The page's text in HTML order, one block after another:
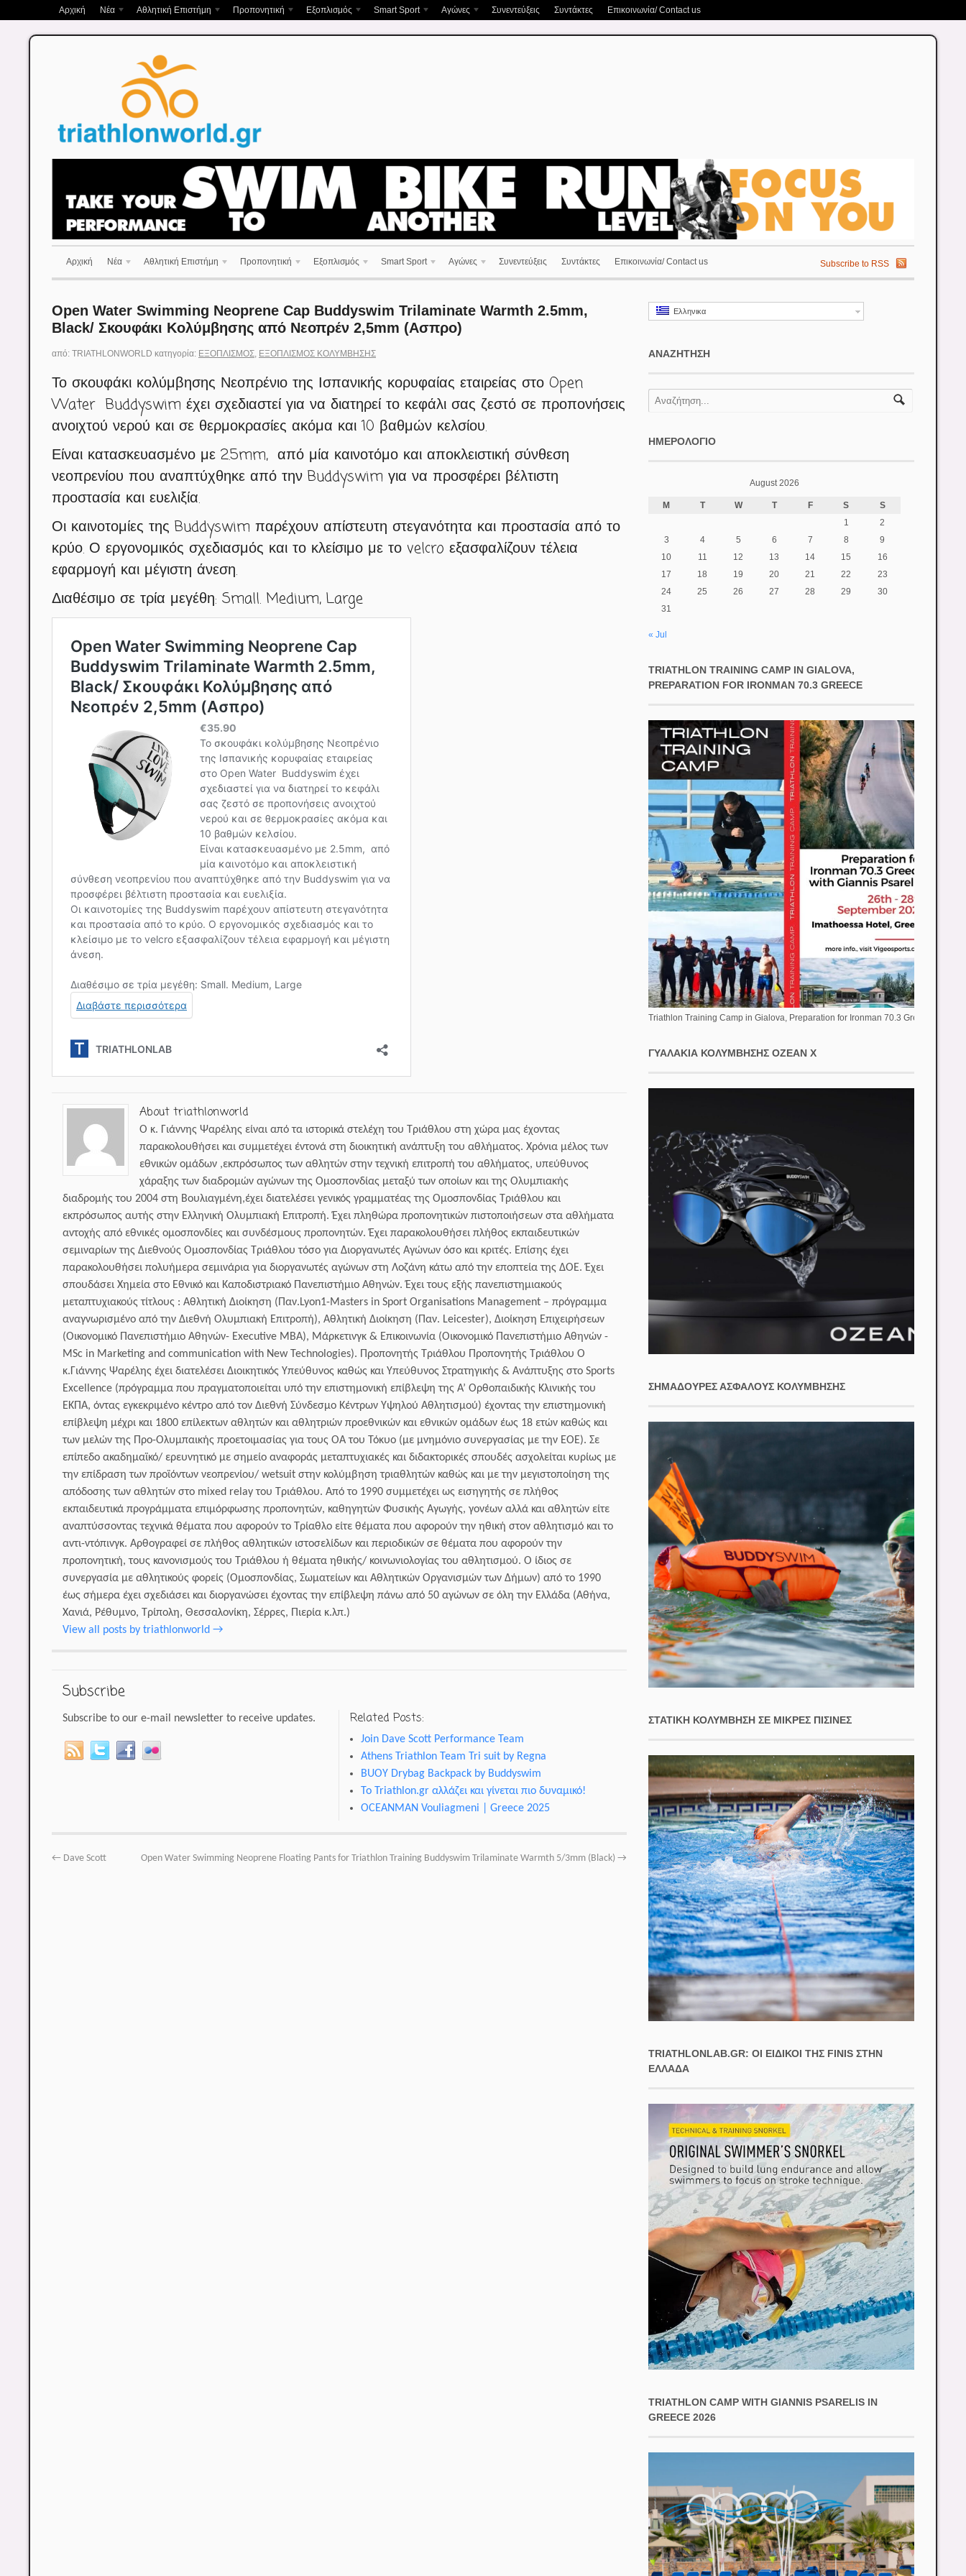
Αρχική Νέα Αθλητική Επιστήμη Προπονητική Εξοπλισμός Smart Sport Αγώνες Συνεντεύξεις Συντάκτες Επικοινωνία/ Contact us
Subscribe to RSS
Αρχική Νέα Αθλητική Επιστήμη Προπονητική Εξοπλισμός Smart Sport Αγώνες Συνεντεύξεις Συντάκτες Επικοινωνία/ Contact us
Open Water Swimming Neoprene Cap Buddyswim Trilaminate Warmth 2.5mm,
Black/ Σκουφάκι Κολύμβησης από Νεοπρέν 2,5mm (Ασπρο)
από: TRIATHLONWORLD κατηγορία: ΕΞΟΠΛΙΣΜΌΣ, ΕΞΟΠΛΙΣΜΌΣ ΚΟΛΎΜΒΗΣΗΣ
Το σκουφάκι κολύμβησης Νεοπρένιο της Ισπανικής κορυφαίας εταιρείας στο Open
Water Buddyswim έχει σχεδιαστεί για να διατηρεί το κεφάλι σας ζεστό σε προπονήσεις
ανοιχτού νερού και σε θερμοκρασίες ακόμα και 10 βαθμών κελσίου.
Είναι κατασκευασμένο με 2.5mm, από μία καινοτόμο και αποκλειστική σύνθεση
νεοπρενίου που αναπτύχθηκε από την Buddyswim για να προσφέρει βέλτιστη
προστασία και ευελιξία.
Οι καινοτομίες της Buddyswim παρέχουν απίστευτη στεγανότητα και προστασία από το
κρύο. Ο εργονομικός σχεδιασμός και το κλείσιμο με το velcro εξασφαλίζουν τέλεια
εφαρμογή και μέγιστη άνεση.
Διαθέσιμο σε τρία μεγέθη: Small. Medium, Large
About triathlonworld
Ο κ. Γιάννης Ψαρέλης είναι από τα ιστορικά στελέχη του Τριάθλου στη χώρα μας έχοντας
παρακολουθήσει και συμμετέχει έντονά στη διοικητική ανάπτυξη του αθλήματος. Χρόνια μέλος των
εθνικών ομάδων ,εκπρόσωπος των αθλητών στην τεχνική επιτροπή του αθλήματος, υπεύθυνος
χάραξης των διαδρομών αγώνων της Ομοσπονδίας μεταξύ των οποίων και της Ολυμπιακής
διαδρομής του 2004 στη Βουλιαγμένη,έχει διατελέσει γενικός γραμματέας της Ομοσπονδίας Τριάθλου και
εκπρόσωπος αυτής στην Ελληνική Ολυμπιακή Επιτροπή. Έχει πληθώρα προπονητικών πιστοποιήσεων στα αθλήματα
αντοχής από εθνικές ομοσπονδίες και συνδέσμους προπονητών. Έχει παρακολουθήσει πλήθος εκπαιδευτικών
σεμιναρίων της Διεθνούς Ομοσπονδίας Τριάθλου τόσο για Διοργανωτές Αγώνων όσο και κριτές. Επίσης έχει
παρακολουθήσει πολυήμερα σεμινάρια για διοργανωτές αγώνων στη Λοζάνη κάτω από την εποπτεία της ΔΟΕ. Έχει
σπουδάσει Χημεία στο Εθνικό και Καποδιστριακό Πανεπιστήμιο Αθηνών. Έχει τους εξής πανεπιστημιακούς
μεταπτυχιακούς τίτλους : Αθλητική Διοίκηση (Παν.Lyon1-Masters in Sport Organisations Management – πρόγραμμα
αναγνωρισμένο από την Διεθνή Ολυμπιακή Επιτροπή), Αθλητική Διοίκηση (Παν. Leicester), Διοίκηση Επιχειρήσεων
(Οικονομικό Πανεπιστήμιο Αθηνών- Executive MBA), Μάρκετινγκ & Επικοινωνία (Οικονομικό Πανεπιστήμιο Αθηνών -
MSc in Marketing and communication with New Technologies). Προπονητής Τριάθλου Προπονητής Τριάθλου Ο
κ.Γιάννης Ψαρέλης έχει διατελέσει Διοικητικός Υπεύθυνος καθώς και Υπεύθυνος Στρατηγικής & Ανάπτυξης στο Sports
Excellence (πρόγραμμα που πραγματοποιείται υπό την επιστημονική επίβλεψη της Α’ Ορθοπαιδικής Κλινικής του
ΕΚΠΑ, όντας εγκεκριμένο κέντρο από τον Διεθνή Σύνδεσμο Κέντρων Υψηλού Αθλητισμού) έχοντας την επιστημονική
επίβλεψη μέχρι και 1800 επίλεκτων αθλητών και αθλητριών προεθνικών και εθνικών ομάδων έως 18 ετών καθώς και
των μελών της Προ-Ολυμπαικής προετοιμασίας για τους ΟΑ του Τόκυο (με μνημόνιο συνεργασίας με την ΕΟΕ). Σε
επίπεδο ακαδημαϊκό/ ερευνητικό με σημείο αναφοράς μεταπτυχιακές και διδακτορικές σπουδές ασχολείται κυρίως με
την επίδραση των προϊόντων νεοπρενίου/ wetsuit στην κολύμβηση τριαθλητών καθώς και με την μεγιστοποίηση της
απόδοσης των αθλητών στο mixed relay του Τριάθλου. Από το 1990 συμμετέχει ως εισηγητής σε πλήθος
εκπαιδευτικά προγράμματα επιμόρφωσης προπονητών, καθηγητών Φυσικής Αγωγής, γονέων αλλά και αθλητών είτε
αναπτύσσοντας τεχνικά θέματα που αφορούν το Τρίαθλο είτε θέματα που αφορούν την ηθική στον αθλητισμό και το
αντι-ντόπινγκ. Αρθογραφεί σε πλήθος αθλητικών ιστοσελίδων και περιοδικών σε θέματα που αφορούν την
προπονητική, τους κανονισμούς του Τριάθλου ή θέματα ηθικής/ κοινωνιολογίας του αθλητισμού. Ο ίδιος σε
συνεργασία με αθλητικούς φορείς (Ομοσπονδίας, Σωματείων και Αθλητικών Οργανισμών των Δήμων) από το 1990
έως σήμερα έχει σχεδιάσει και διοργανώσει έχοντας την επίβλεψη πάνω από 50 αγώνων σε όλη την Ελλάδα (Αθήνα,
Χανιά, Ρέθυμνο, Τρίπολη, Θεσσαλονίκη, Σέρρες, Πιερία κ.λπ.)
View all posts by triathlonworld →
Subscribe
Subscribe to our e-mail newsletter to receive updates. Related Posts:
Join Dave Scott Performance Team
Athens Triathlon Team Tri suit by Regna
BUOY Drybag Backpack by Buddyswim
Το Triathlon.gr αλλάζει και γίνεται πιο δυναμικό!
OCEANMAN Vouliagmeni | Greece 2025
← Dave Scott Open Water Swimming Neoprene Floating Pants for Triathlon Training Buddyswim Trilaminate Warmth 5/3mm (Black) →
Ελληνικα
ΑΝΑΖΉΤΗΣΗ
ΗΜΕΡΟΛΌΓΙΟ
August 2026
M T W T F S
S
1
2
3
4 5 6 7 8
9
10
11 12 13 14 15
16
17
18 19 20 21 22
23
24
25 26 27 28 29
30
31
« Jul
TRIATHLON TRAINING CAMP IN GIALOVA,
PREPARATION FOR IRONMAN 70.3 GREECE
Triathlon Training Camp in Gialova, Preparation for Ironman 70.3 Greece
ΓΥΑΛΆΚΙΑ ΚΟΛΎΜΒΗΣΗΣ OZEAN X
ΣΗΜΑΔΟΎΡΕΣ ΑΣΦΑΛΟΎΣ ΚΟΛΎΜΒΗΣΗΣ
ΣΤΑΤΙΚΉ ΚΟΛΎΜΒΗΣΗ ΣΕ ΜΙΚΡΈΣ ΠΙΣΊΝΕΣ
TRIATHLONLAB.GR: ΟΙ ΕΙΔΙΚΟΊ ΤΗΣ FINIS ΣΤΗΝ
ΕΛΛΆΔΑ
TRIATHLON CAMP WITH GIANNIS PSARELIS IN
GREECE 2026